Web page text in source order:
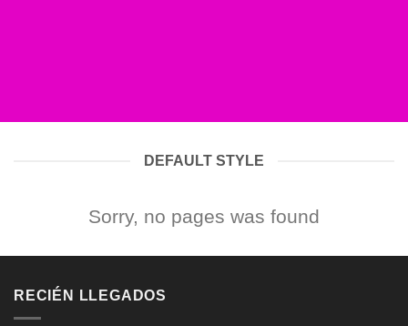
DEFAULT STYLE
Sorry, no pages was found
RECIÉN LLEGADOS